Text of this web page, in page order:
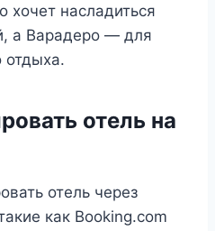
хочет насладиться
а Варадеро — для
отдыха.
отель на
отель через
как Booking.com